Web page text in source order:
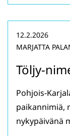
Töljy-
12.2.2026
MARJATTA
Pohjois-
paikannimiä,
nykypäivänä